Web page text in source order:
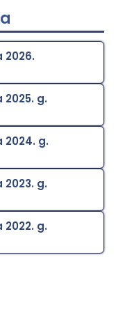
2026.
g.
2024. g.
g.
g.